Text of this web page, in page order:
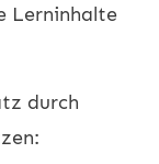
Lerninhalte
durch